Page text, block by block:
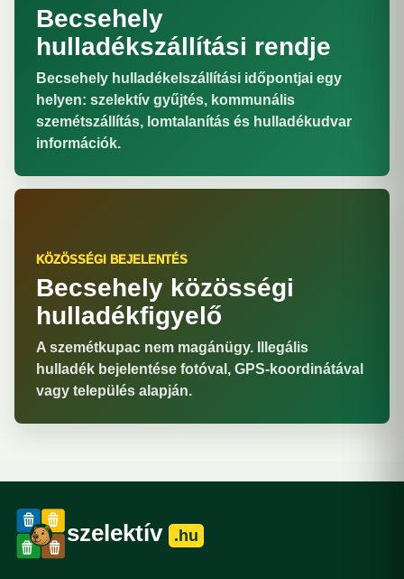
Becsehely
hulladékszállítási rendje
Becsehely hulladékelszállítási időpontjai egy
helyen: szelektív gyűjtés, kommunális
szemétszállítás, lomtalanítás és hulladékudvar
információk.
KÖZÖSSÉGI BEJELENTÉS
Becsehely közösségi
hulladékfigyelő
A szemétkupac nem magánügy. Illegális
hulladék bejelentése fotóval, GPS-koordinátával
vagy település alapján.
szelektív .hu